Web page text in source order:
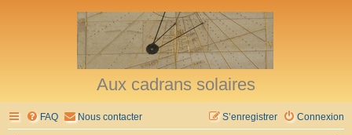
Aux cadrans solaires
FAQ Nous contacter Connexion
S’enregistrer